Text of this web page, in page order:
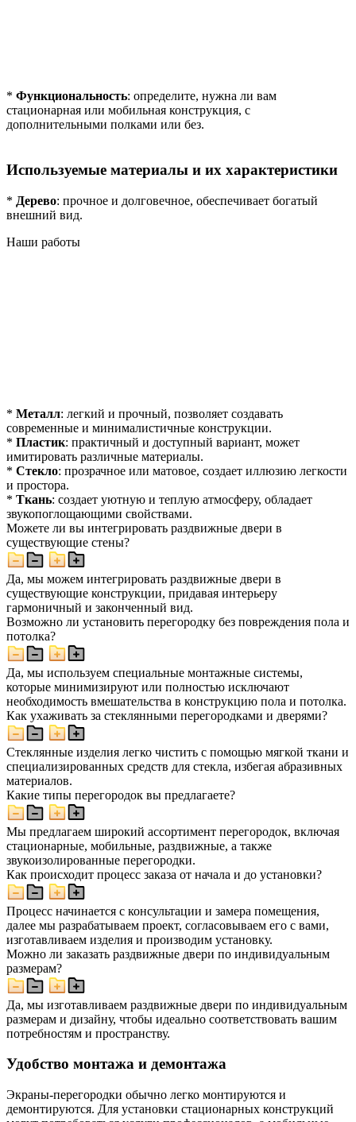
* Функциональность: определите, нужна ли вам
стационарная или мобильная конструкция, с
дополнительными полками или без.
Используемые материалы и их характеристики
* Дерево: прочное и долговечное, обеспечивает богатый
внешний вид.
Наши работы
* Металл: легкий и прочный, позволяет создавать
современные и минималистичные конструкции.
* Пластик: практичный и доступный вариант, может
имитировать различные материалы.
* Стекло: прозрачное или матовое, создает иллюзию легкости
и простора.
* Ткань: создает уютную и теплую атмосферу, обладает
звукопоглощающими свойствами.
Можете ли вы интегрировать раздвижные двери в
существующие стены?
Да, мы можем интегрировать раздвижные двери в
существующие конструкции, придавая интерьеру
гармоничный и законченный вид.
Возможно ли установить перегородку без повреждения пола и
потолка?
Да, мы используем специальные монтажные системы,
которые минимизируют или полностью исключают
необходимость вмешательства в конструкцию пола и потолка.
Как ухаживать за стеклянными перегородками и дверями?
Стеклянные изделия легко чистить с помощью мягкой ткани и
специализированных средств для стекла, избегая абразивных
материалов.
Какие типы перегородок вы предлагаете?
Мы предлагаем широкий ассортимент перегородок, включая
стационарные, мобильные, раздвижные, а также
звукоизолированные перегородки.
Как происходит процесс заказа от начала и до установки?
Процесс начинается с консультации и замера помещения,
далее мы разрабатываем проект, согласовываем его с вами,
изготавливаем изделия и производим установку.
Можно ли заказать раздвижные двери по индивидуальным
размерам?
Да, мы изготавливаем раздвижные двери по индивидуальным
размерам и дизайну, чтобы идеально соответствовать вашим
потребностям и пространству.
Удобство монтажа и демонтажа
Экраны-перегородки обычно легко монтируются и
демонтируются. Для установки стационарных конструкций